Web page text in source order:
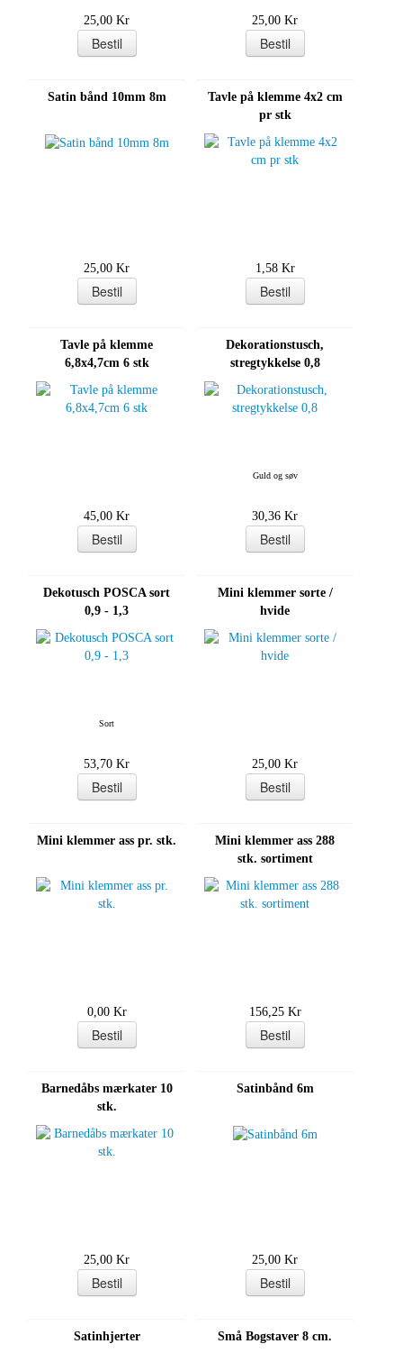
25,00 Kr 25,00 Kr
Satin bånd 10mm 8m
25,00 Kr
Tavle på klemme 4x2 cm
pr stk
1,58 Kr
Tavle på klemme
6,8x4,7cm 6 stk
45,00 Kr
Dekorationstusch,
stregtykkelse 0,8
Guld og søv
30,36 Kr
Dekotusch POSCA sort
0,9 - 1,3
Sort
53,70 Kr
Mini klemmer sorte /
hvide
25,00 Kr
Mini klemmer ass pr. stk.
0,00 Kr
Mini klemmer ass 288
stk. sortiment
156,25 Kr
Barnedåbs mærkater 10
stk.
25,00 Kr
Satinbånd 6m
25,00 Kr
Satinhjerter Små Bogstaver 8 cm.